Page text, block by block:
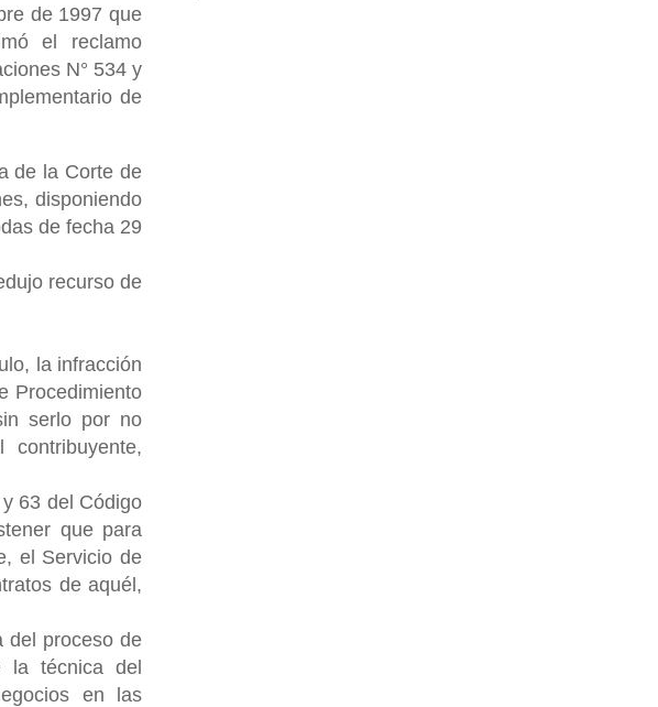
de 1997 que
el reclamo
N° 534 y
de
de la Corte de
disponiendo
de fecha 29
recurso de
la infracción
Procedimiento
serlo por no
63 del Código
que para
el Servicio de
de aquél,
del proceso de
la técnica del
en las